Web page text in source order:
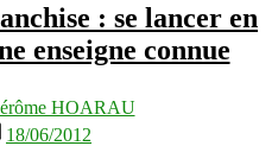
: se lancer en
enseigne connue
HOARAU
18/06/2012